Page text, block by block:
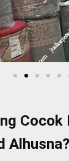
Alhusna?